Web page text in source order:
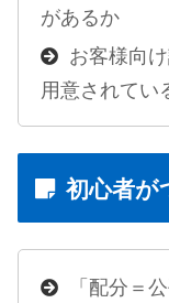
があるか
お客様向
用意されてい
初心者が
「配分＝